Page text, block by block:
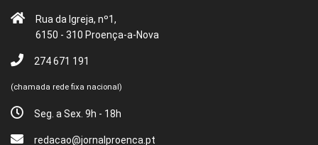
Rua da Igreja, nº1,
6150 - 310 Proença-a-Nova
274 671 191
(chamada rede fixa nacional)
Seg. a Sex. 9h - 18h
redacao@jornalproenca.pt